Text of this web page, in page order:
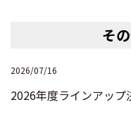
そ
2026/07/16
2026年度ラインアップ